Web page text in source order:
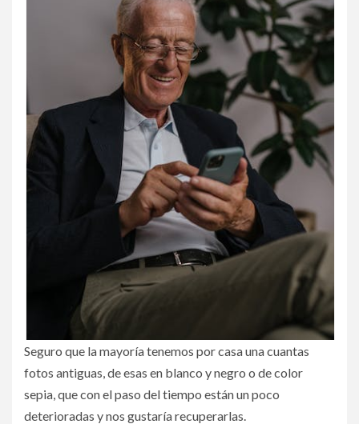
Seguro que la mayoría tenemos por casa una cuantas
fotos antiguas, de esas en blanco y negro o de color
sepia, que con el paso del tiempo están un poco
deterioradas y nos gustaría recuperarlas.